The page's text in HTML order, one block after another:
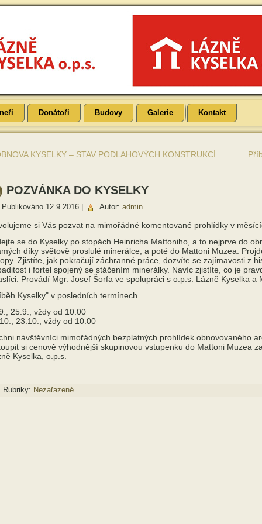
Donátoři Budovy Galerie Kontakt
KYSELKY – STAV PODLAHOVÝCH KONSTRUKCÍ
POZVÁNKA DO KYSELKY
Publikováno 12.9.2016 Autor: admin
si Vás pozvat na mimořádné komentované prohlídky v
se do Kyselky po stopách Heinricha Mattoniho, a to nejprve do
díky světově proslulé minerálce, a poté do Mattoni Muzea.
Zjistíte, jak pokračují záchranné práce, dozvíte se zajímavosti z
i fortel spojený se stáčením minerálky. Navíc zjistíte, co je
Provádí Mgr. Josef Šorfa ve spolupráci s o.p.s. Lázně Kyselka a
Kyselky" v posledních termínech
25.9., vždy od 10:00
23.10., vždy od 10:00
návštěvníci mimořádných bezplatných prohlídek obnovovaného
si cenově výhodnější skupinovou vstupenku do Mattoni Muzea
Kyselka, o.p.s.
Rubriky: Nezařazené